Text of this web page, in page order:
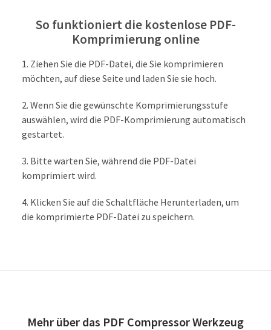
So funktioniert die kostenlose PDF-
Komprimierung online
Ziehen Sie die PDF-Datei, die Sie komprimieren
möchten, auf diese Seite und laden Sie sie hoch.
Wenn Sie die gewünschte Komprimierungsstufe
auswählen, wird die PDF-Komprimierung automatisch
gestartet.
Bitte warten Sie, während die PDF-Datei
komprimiert wird.
Klicken Sie auf die Schaltfläche Herunterladen, um
die komprimierte PDF-Datei zu speichern.
Mehr über das PDF Compressor Werkzeug